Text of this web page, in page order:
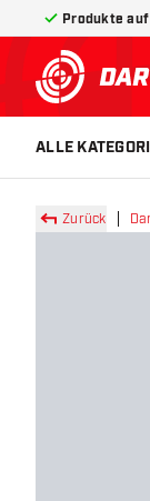
Produkte
ALLE
Zurück